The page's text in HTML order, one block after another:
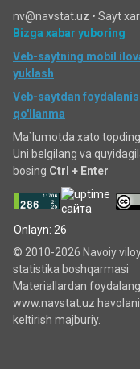
nv@navstat.uz • Sayt
Bizga xabar yuboring
Veb-saytning mobil
yuklash
Veb-saytdan
qo'llanma
Ma`lumotda xato
Uni belgilang va
bosing Ctrl + Enter
Onlayn: 26
© 2010-2026 Navoiy
statistika boshqarmasi
Materiallardan
www.navstat.uz havolani
keltirish majburiy.